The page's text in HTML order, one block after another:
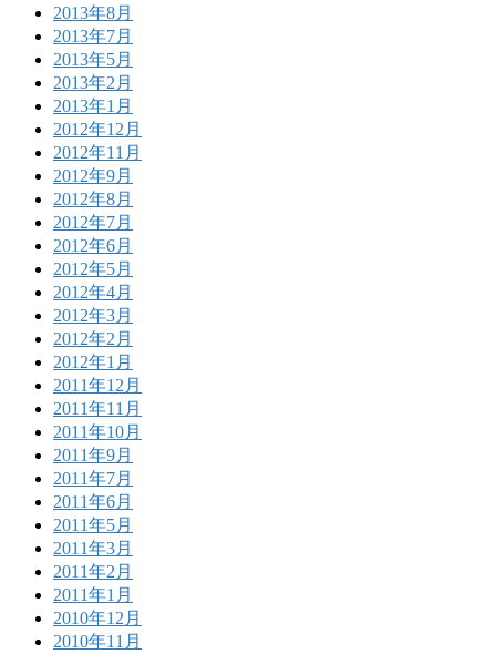
2013年8月
2013年7月
2013年5月
2013年2月
2013年1月
2012年12月
2012年11月
2012年9月
2012年8月
2012年7月
2012年6月
2012年5月
2012年4月
2012年3月
2012年2月
2012年1月
2011年12月
2011年11月
2011年10月
2011年9月
2011年7月
2011年6月
2011年5月
2011年3月
2011年2月
2011年1月
2010年12月
2010年11月